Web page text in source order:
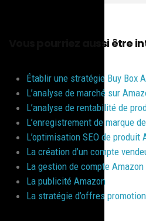
Vous pourriez aussi être
Établir une stratégie Buy Box
L’analyse de marché sur
L’analyse de rentabilité de
L’enregistrement de marque
L’optimisation SEO de produit
La création d’un compte
La gestion de compte Amazon
La publicité Amazon
La stratégie d’offres